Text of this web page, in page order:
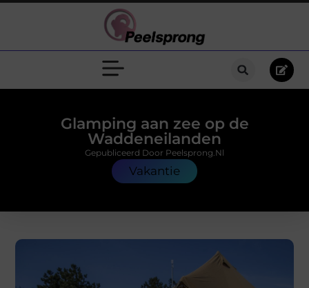
Glamping aan zee op de
Waddeneilanden
Vakantie
Gepubliceerd Door Peelsprong.nl